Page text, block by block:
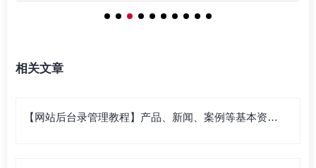
相关文章
【网站后台录管理教程】产品、新闻、案例等基本资料